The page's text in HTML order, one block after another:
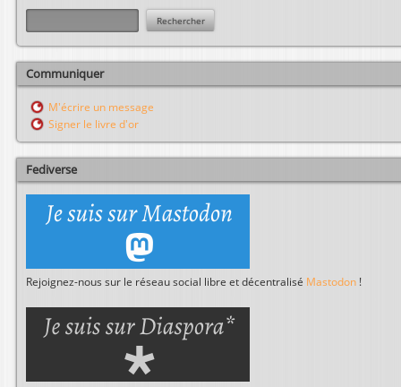
R
e
c
h
e
h
r
Communiquer
M'écrire un message
Signer le livre d'or
Fediverse
Rejoignez-nous sur le réseau social libre et décentralisé Mastodon !